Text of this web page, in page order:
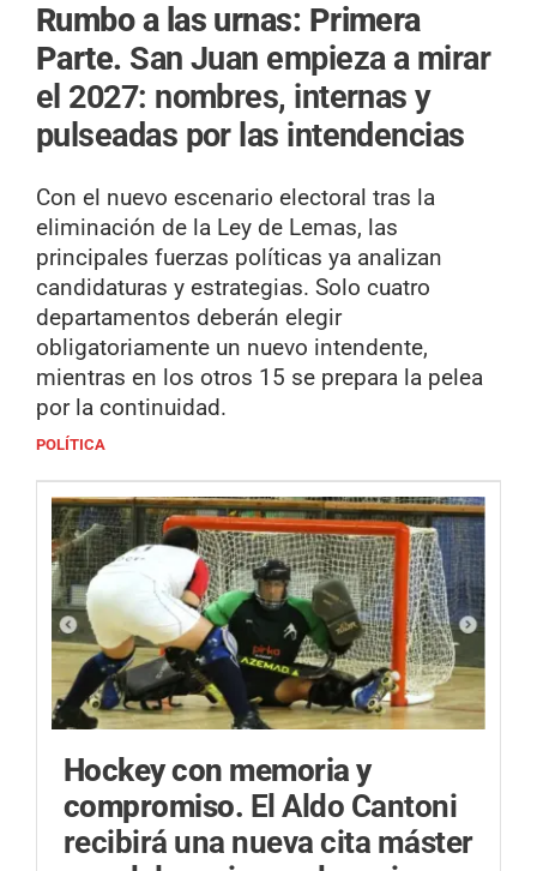
Rumbo a las urnas: Primera
Parte. San Juan empieza a mirar
el 2027: nombres, internas y
pulseadas por las intendencias
Con el nuevo escenario electoral tras la
eliminación de la Ley de Lemas, las
principales fuerzas políticas ya analizan
candidaturas y estrategias. Solo cuatro
departamentos deberán elegir
obligatoriamente un nuevo intendente,
mientras en los otros 15 se prepara la pelea
por la continuidad.
POLÍTICA
Hockey con memoria y
compromiso. El Aldo Cantoni
recibirá una nueva cita máster